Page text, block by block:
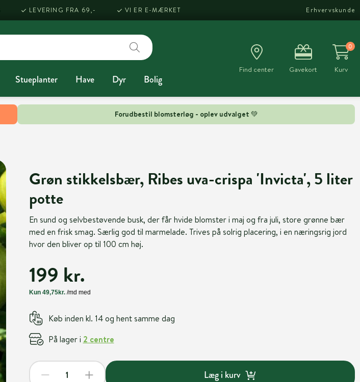
Forudbestil blomsterløg - oplev udvalget 💚
LEVERING FRA 69,- VI ER E-MÆRKET Erhvervskunde
Stueplanter Have Dyr Bolig
Find center Gavekort
0
Kurv
Grøn stikkelsbær, Ribes uva-crispa 'Invicta', 5 liter
potte
En sund og selvbestøvende busk, der får hvide blomster i maj og fra juli, store grønne bær
med en frisk smag. Særlig god til marmelade. Trives på solrig placering, i en næringsrig jord
hvor den bliver op til 100 cm høj.
199 kr.
Køb inden kl. 14 og hent samme dag
På lager i 2 centre
Læg i kurv